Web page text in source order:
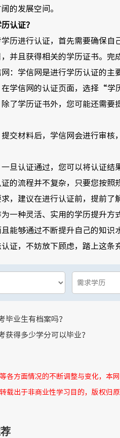
的发展空间。
认证？
历进行认证，首先需要确保
并且获得相关的学历证书。完
：学信网是进行学历认证的主
学信网的认证页面，选择“学
了学历证书外，您可能还需
交材料后，学信网会进行审
旦认证通过，您可以将认证结
的流程并不复杂，只要您按
，建议在进行认证前，提前了
一种灵活、实用的学历提升方
能够通过不断提升自己的知
证，不妨放下顾虑，踏上这条
毕业生有档案吗？
获得多少学分可以毕业？
各方面情况的不断调整与变化，本
载出于非商业性学习目的，版权归